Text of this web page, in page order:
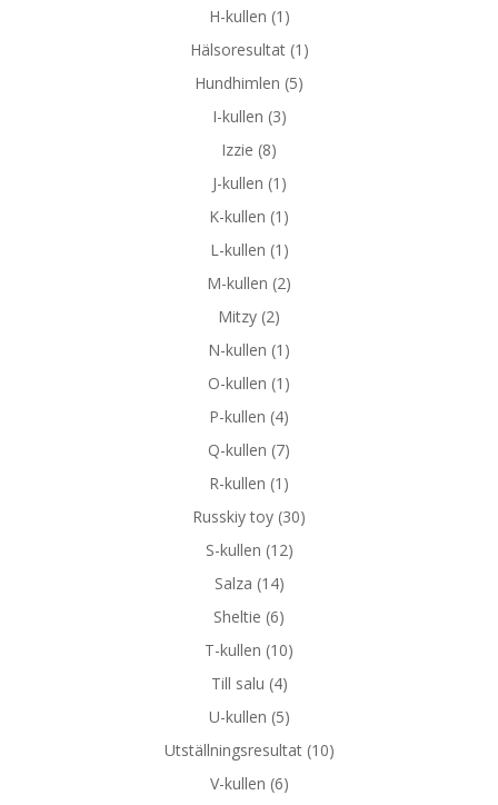
H-kullen (1)
Hälsoresultat(1)
Hundhimlen (5)
I-kullen (3)
Izzie (8)
J-kullen (1)
K-kullen (1)
L-kullen (1)
M-kullen (2)
Mitzy (2)
N-kullen (1)
O-kullen (1)
P-kullen (4)
Q-kullen (7)
R-kullen (1)
Russkiy toy (30)
S-kullen (12)
Salza (14)
Sheltie (6)
T-kullen (10)
Till salu (4)
U-kullen (5)
Utställningsresultat(10)
V-kullen (6)